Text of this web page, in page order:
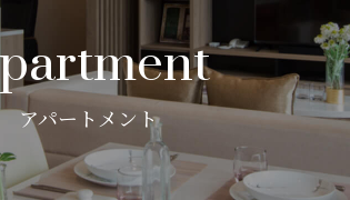
アパートメント